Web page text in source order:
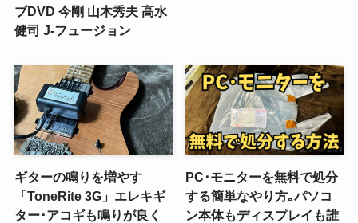
ブDVD 今剛 山木秀夫 高水
健司 J-フュージョン
ギターの鳴りを増やす
「ToneRite 3G」エレキギ
ター･アコギも鳴りが良く
PC･モニターを無料で処分
する簡単なやり方｡パソコ
ン本体もディスプレイも誰